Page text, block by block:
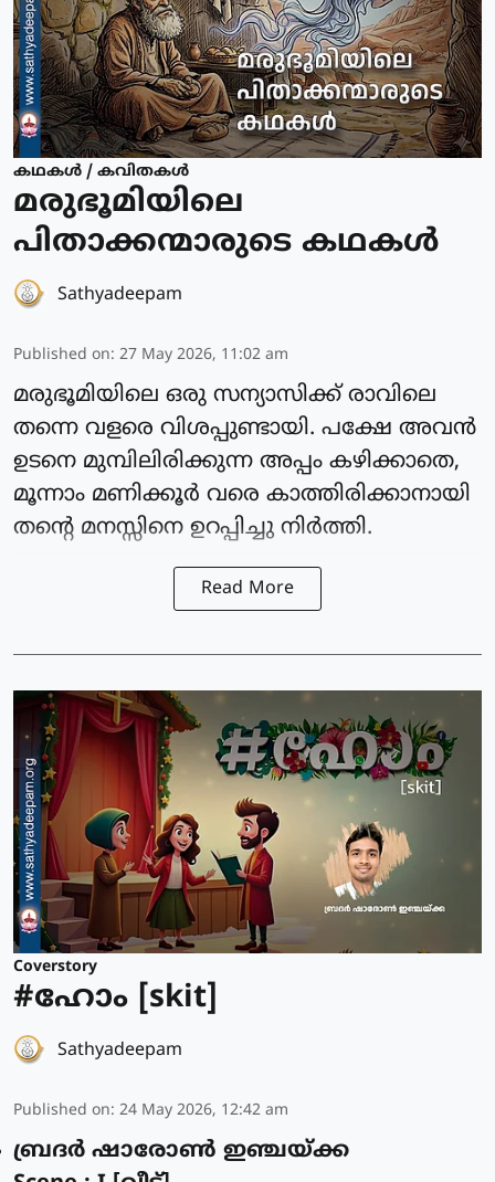
കഥകള്‍ / കവിതകള്‍
മരുഭൂമിയിലെ
പിതാക്കന്മാരുടെ കഥകൾ
Sathyadeepam
Published on: 27 May 2026, 11:02 am
മരുഭൂമിയിലെ ഒരു സന്യാസിക്ക് രാവിലെ
തന്നെ വളരെ വിശപ്പുണ്ടായി. പക്ഷേ അവൻ
ഉടനെ മുമ്പിലിരിക്കുന്ന അപ്പം കഴിക്കാതെ,
മൂന്നാം മണിക്കൂർ വരെ കാത്തിരിക്കാനായി
തന്റെ മനസ്സിനെ ഉറപ്പിച്ചു നിർത്തി.
Read More
Coverstory
#ഹോം [skit]
Sathyadeepam
Published on: 24 May 2026, 12:42 am
ബ്രദർ ഷാരോൺ ഇഞ്ചയ്ക്ക